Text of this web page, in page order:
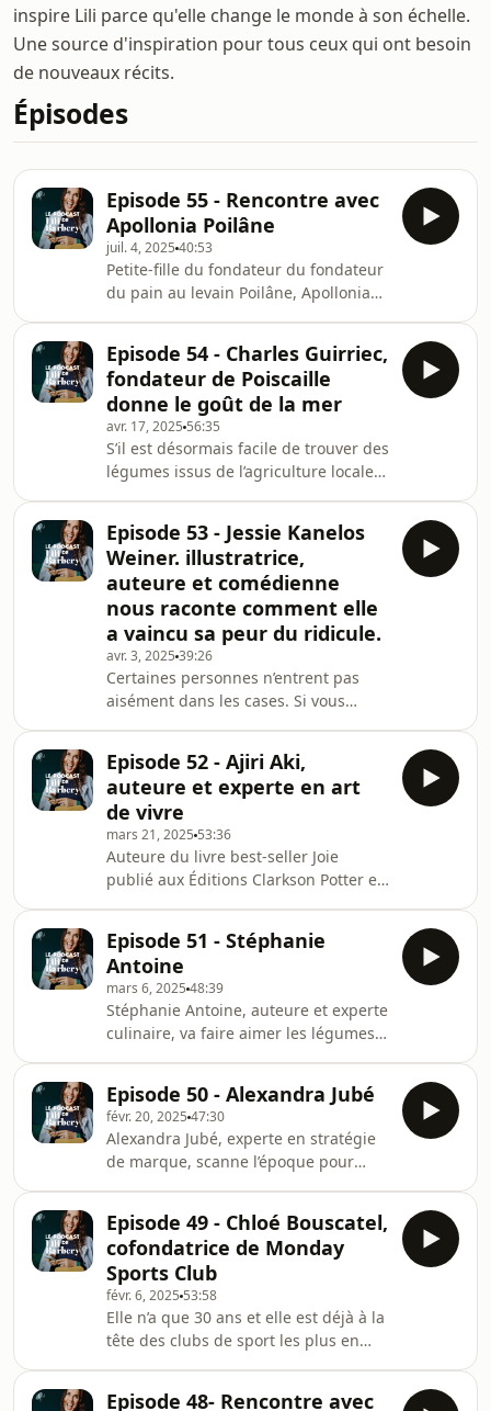
inspire Lili parce qu'elle change le monde à son échelle.
Une source d'inspiration pour tous ceux qui ont besoin
de nouveaux récits.
Épisodes
Episode 55 - Rencontre avec
Apollonia Poilâne
juil. 4, 2025 40:53
Petite-fille du fondateur du fondateur
du pain au levain Poilâne, Apollonia
après la disparition tragique de ces
deux parents. Bercée dans un panier
à pain qui lui sert de couffin,
Apollonia passe son enfance devant le
fournil, nichée dans le laboratoire
pâtisseries, à regarder son grand-
père ajouter un sablé supplémentair
Episode 54 - Charles Guirriec,
fondateur de Poiscaille
donne le goût de la mer
avr. 17, 2025 56:35
S’il est désormais facile de trouver des
légumes issus de l’agriculture locale
des poissons qui atterrissent dans
nos assiettes&nbsp;? Depuis 2013,
Charles Guirriec veille à mettre les
consommateurs en lien direct avec
des pêcheurs français respectueux de
la mer et des océans. Après avoir
travaillé au Ministère de l’Agriculture
Episode 53 - Jessie Kanelos
Weiner. illustratrice,
auteure et comédienne
nous raconte comment elle
a vaincu sa peur du ridicule.
avr. 3, 2025 39:26
Certaines personnes n’entrent pas
aisément dans les cases. Si vous
permettre de vous sentir moins seuls
!Jessie Kanelos Weiner est à la fois
artiste illustratrice, professeure de
peinture, auteure et comédienne
américaine installée à Paris. Vous
connaissez peut-être son travail à
l’aquarelle qui a suscité l’intérêt de
ma
Episode 52 - Ajiri Aki,
auteure et experte en art
de vivre
mars 21, 2025 53:36
Auteure du livre best-seller Joie
publié aux Éditions Clarkson Potter en
Nigeria, élevée au Texas, New-
Yorkaise de cœur et mariée à un
Suisse-Allemand, Ajiri a longtemps
travaillé dans la mode avant de
s’installer à Paris. Avec son style
impeccablement soigné et une
élégance à toutes épreuves, elle
partage son goût pour les
Episode 51 - Stéphanie
Antoine
mars 6, 2025 48:39
Stéphanie Antoine, auteure et experte
culinaire, va faire aimer les légumes
gourmandise pour tout ce qui pousse
sur cette planète, Stéphanie Antoine a
bien du mal à définir son métier.
Auteure et cheffe par intermittence,
elle cherche des solutions pour mieux
s’alimenter tout en respectant
l’environnement sans jamais sacrifier
le goût n
Episode 50 - Alexandra Jubé
févr. 20, 2025 47:30
Alexandra Jubé, experte en stratégie
de marque, scanne l’époque pour
Alexandra Jubé passe ses journées à
observer son époque. Le but de cette
experte en stratégie de marque:
comprendre nos comportements,
pressentir nos aspirations et identifier
les signaux émergeants des nouveaux
courants. Avec son équipe au sein du
bureau
Episode 49 - Chloé Bouscatel,
cofondatrice de Monday
Sports Club
févr. 6, 2025 53:58
Elle n’a que 30 ans et elle est déjà à la
tête des clubs de sport les plus en
Episode 48- Rencontre avec